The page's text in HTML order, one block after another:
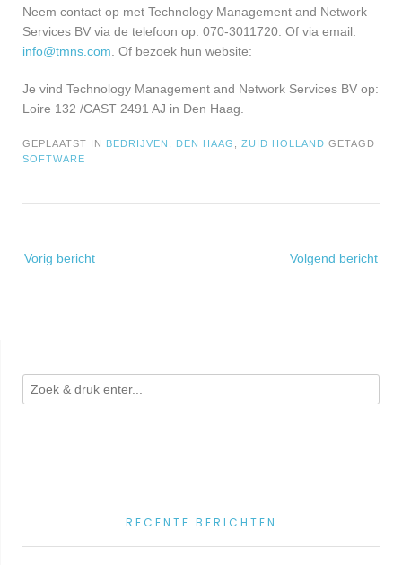
Neem contact op met Technology Management and Network
Services BV via de telefoon op: 070-3011720. Of via email:
info@tmns.com . Of bezoek hun website:
Je vind Technology Management and Network Services BV op:
Loire 132 /CAST 2491 AJ in Den Haag.
GEPLAATST IN BEDRIJVEN DEN HAAG ZUID HOLLAND GETAGD
SOFTWARE
navigatie
Vorig bericht Volgend bericht
RECENTE BERICHTEN